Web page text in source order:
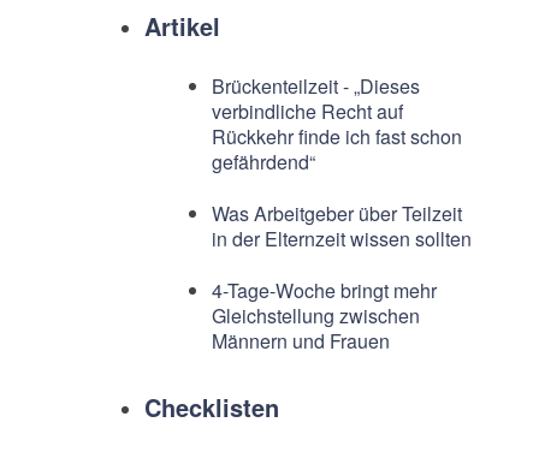
Artikel
Brückenteilzeit - „Dieses
verbindliche Recht auf
Rückkehr finde ich fast schon
gefährdend“
Was Arbeitgeber über Teilzeit
in der Elternzeit wissen sollten
4-Tage-Woche bringt mehr
Gleichstellung zwischen
Männern und Frauen
Checklisten